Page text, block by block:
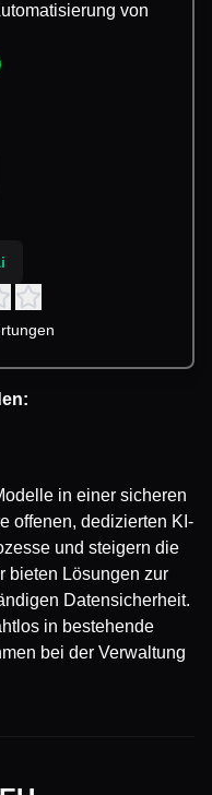
von
in einer sicheren
offenen, dedizierten KI-
und steigern die
bieten Lösungen zur
Datensicherheit.
in bestehende
bei der Verwaltung